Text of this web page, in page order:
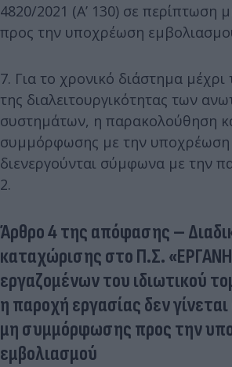
4820/2021 (Α’ 130) σε
προς την υποχρέωση
7. Για το χρονικό διάστημα
της διαλειτουργικότητας των
συστημάτων, η παρακολούθηση
συμμόρφωσης με την υποχρέωση
διενεργούνται σύμφωνα με την
2.
Άρθρο 4 της απόφασης –
καταχώρισης στο Π.Σ.
εργαζομένων του ιδιωτικού
η παροχή εργασίας δεν
μη συμμόρφωσης προς την
εμβολιασμού